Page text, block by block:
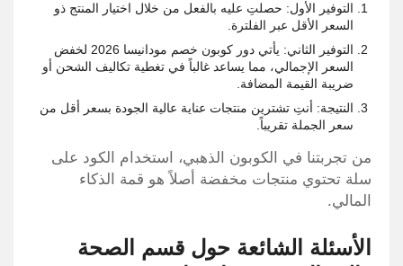
التوفير الأول: حصلتِ عليه بالفعل من خلال اختيار المنتج ذو
السعر الأقل عبر الفلترة.
التوفير الثاني: يأتي دور كوبون خصم مودانيسا 2026 لخفض
السعر الإجمالي، مما يساعد غالباً في تغطية تكاليف الشحن أو
ضريبة القيمة المضافة.
النتيجة: أنتِ تشترين منتجات عناية عالية الجودة بسعر أقل من
سعر الجملة تقريباً.
من تجربتنا في الكوبون الذهبي، استخدام الكود على
سلة تحتوي منتجات مخفضة أصلاً هو قمة الذكاء
المالي.
الأسئلة الشائعة حول قسم الصحة